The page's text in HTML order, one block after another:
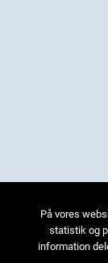
På vores
statistik og
information